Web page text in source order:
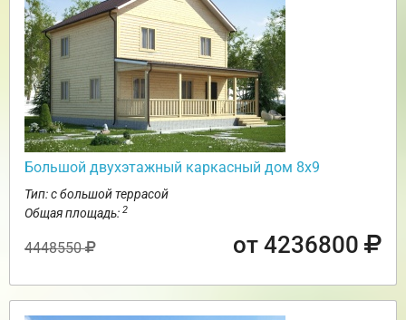
Большой двухэтажный каркасный дом 8х9
Тип: с большой террасой
Общая площадь: 2
4448550 от 4236800